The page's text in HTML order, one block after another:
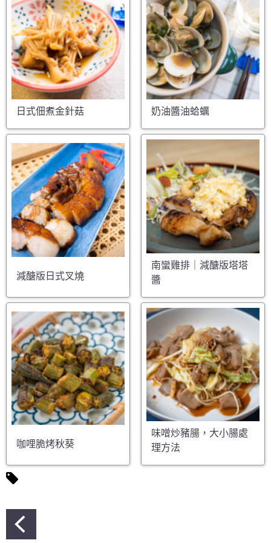
日式佃煮金針菇 奶油醬油蛤蠣
減醣版日式叉燒
南蠻雞排｜減醣版塔塔
醬
咖哩脆烤秋葵
味噌炒豬腸，大小腸處
理方法
文